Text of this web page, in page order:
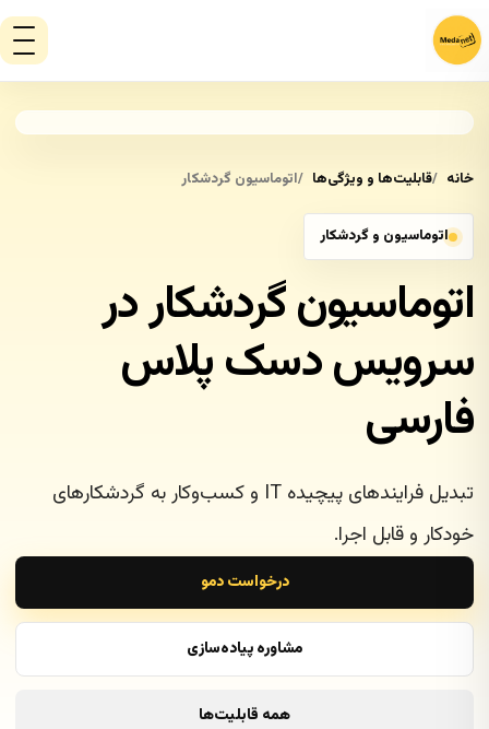
خانه قابلیت‌ها و ویژگی‌ها اتوماسیون گردشکار
اتوماسیون و گردشکار
اتوماسیون گردشکار در
سرویس دسک پلاس
فارسی
تبدیل فرایندهای پیچیده IT و کسب‌وکار به گردشکارهای
خودکار و قابل اجرا.
درخواست دمو
مشاوره پیاده‌سازی
همه قابلیت‌ها